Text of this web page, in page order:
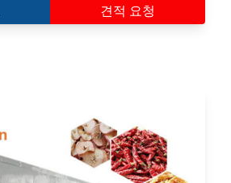
견적 요청